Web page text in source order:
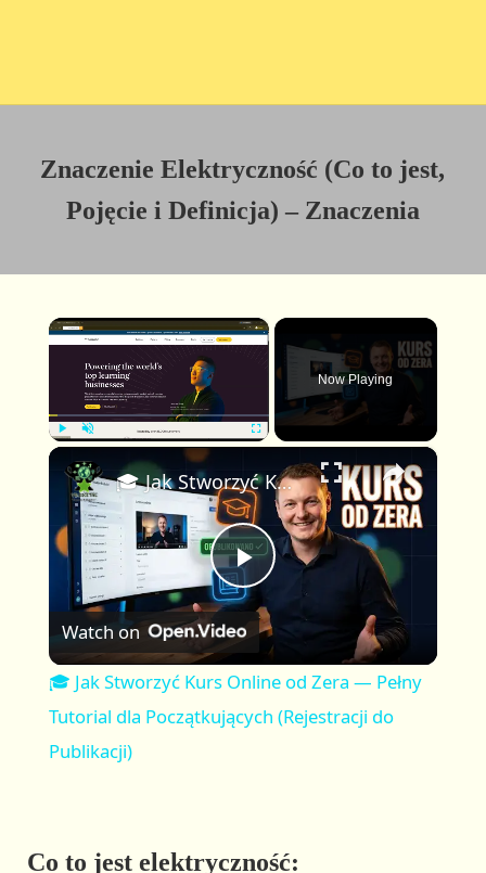
Znaczenie Elektryczność (Co to jest,
Pojęcie i Definicja) – Znaczenia
×
y
n
m
u
t
e
u
l
l
s
c
r
e
Now Playing
×
P
l
a
🎓 Jak Stworzyć Kurs Online od Zera — Pełny Tutorial dla Początkujących (Rejestracji do Publikacji)
Watch on
🎓 Jak Stworzyć Kurs Online od Zera — Pełny
Tutorial dla Początkujących (Rejestracji do
Publikacji)
Co to jest elektryczność: